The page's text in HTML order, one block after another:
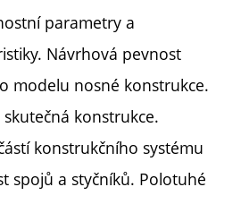
parametry a
Návrhová pevnost
modelu nosné konstrukce.
konstrukce.
konstrukčního systému
spojů a styčníků. Polotuhé